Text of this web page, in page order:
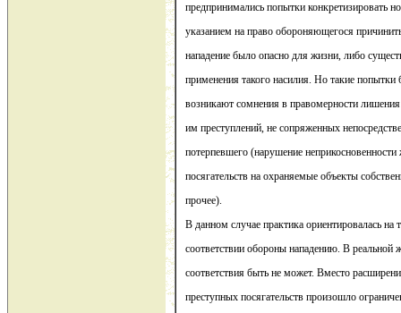
предпринимались попытки конкретизировать
указанием на право обороняющегося
нападение было опасно для жизни, либо
применения такого насилия. Но такие попытки
возникают сомнения в правомерности
им преступлений, не сопряженных
потерпевшего (нарушение
посягательств на охраняемые объекты
прочее).
В данном случае практика ориентировалась на
соответствии обороны нападению. В реальной
соответствия быть не может. Вместо
преступных посягательств произошло